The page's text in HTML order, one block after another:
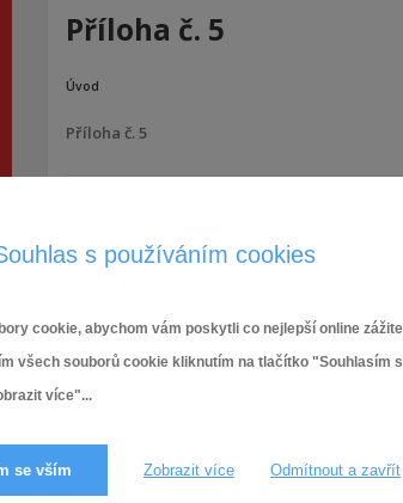
s používáním cookies
cookie, abychom vám poskytli co nejlepší online
všech souborů cookie kliknutím na tlačítko "Souhlasím
více"...
se vším Zobrazit více Odmítnout a zavřít
Příloha č. 5
Úvod
Příloha č. 5